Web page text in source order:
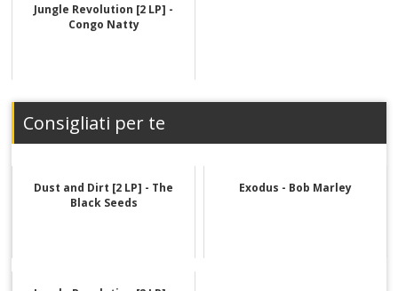
Jungle Revolution [2 LP] -
Congo Natty
Consigliati per te
Dust and Dirt [2 LP] - The
Black Seeds
Exodus - Bob Marley